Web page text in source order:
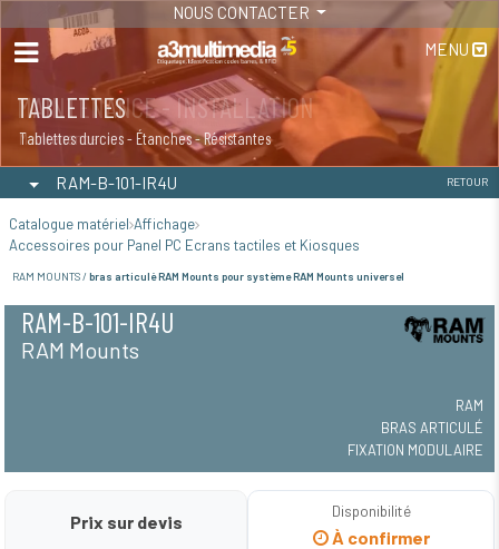
NOUS CONTACTER
MENU
MAINTENANCE - INSTALLATION
Maintenance
TABLETTES
Tablettes durcies - Étanches - Résistantes
RAM-B-101-IR4U RETOUR
Catalogue matériel Affichage
Accessoires pour Panel PC Ecrans tactiles et Kiosques
RAM MOUNTS / bras articulé RAM Mounts pour système RAM Mounts universel
RAM-B-101-IR4U
RAM Mounts
RAM
BRAS ARTICULÉ
FIXATION MODULAIRE
Prix sur devis
Disponibilité
À confirmer